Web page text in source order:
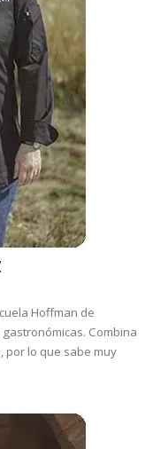
Hoffman de
Combina
por lo que sabe muy